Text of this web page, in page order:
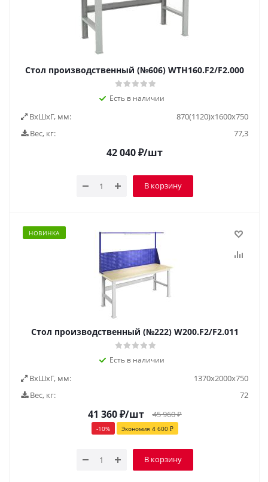
Стол производственный (№606) WTH160.F2/F2.000
Есть в наличии
ВxШxГ, мм:
870(1120)x1600x750
Вес, кг:
77,3
42 040₽/шт
В корзину
НОВИНКА
Стол производственный (№222) W200.F2/F2.011
Есть в наличии
ВxШxГ, мм:
1370x2000x750
Вес, кг:
72
41 360₽/шт 45 960₽
-10% Экономия 4 600₽
В корзину